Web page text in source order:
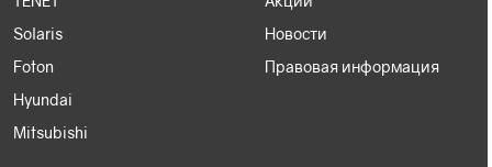
Solaris
Foton
Hyundai
Mitsubishi
Новости
Правовая информация